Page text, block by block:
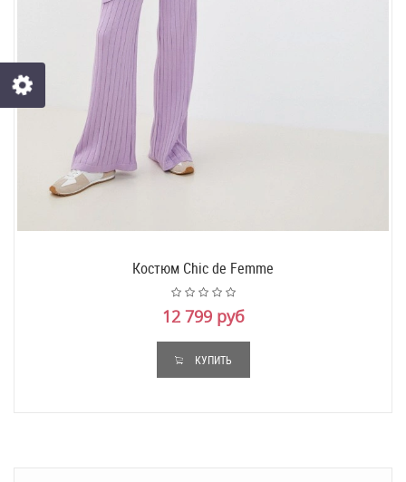
Костюм Chic de Femme
12 799 руб
КУПИТЬ